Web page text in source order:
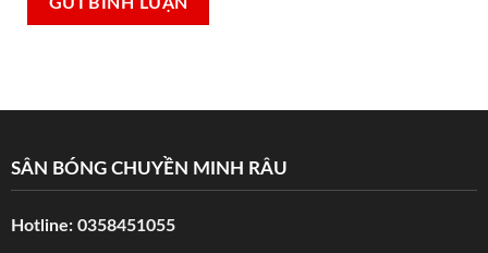
SÂN BÓNG CHUYỀN MINH RÂU
Hotline: 0358451055